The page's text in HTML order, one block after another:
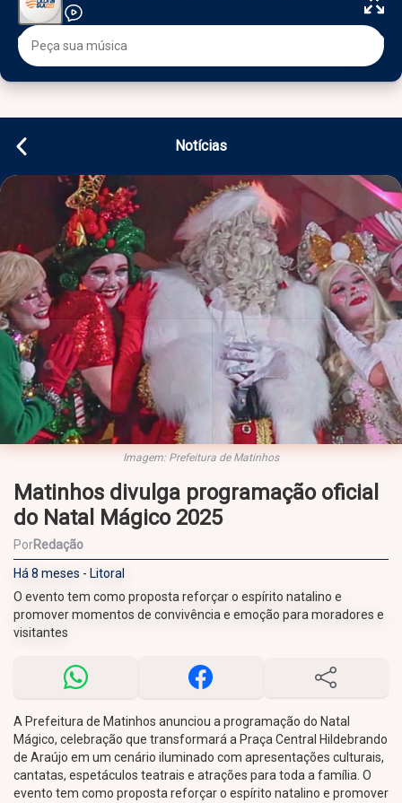
Notícias
Imagem: Prefeitura de Matinhos
Matinhos divulga programação oficial
do Natal Mágico 2025
PorRedação
Há 8 meses - Litoral
O evento tem como proposta reforçar o espírito natalino e
promover momentos de convivência e emoção para moradores e
visitantes
A Prefeitura de Matinhos anunciou a programação do Natal
Mágico, celebração que transformará a Praça Central Hildebrando
de Araújo em um cenário iluminado com apresentações culturais,
cantatas, espetáculos teatrais e atrações para toda a família. O
evento tem como proposta reforçar o espírito natalino e promover